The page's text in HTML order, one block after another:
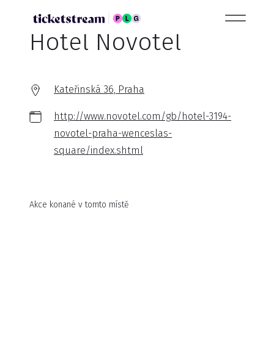
Hotel Novotel
Kateřinská 36, Praha
http://www.novotel.com/gb/hotel-3194-
novotel-praha-wenceslas-
square/index.shtml
Akce konané v tomto místě